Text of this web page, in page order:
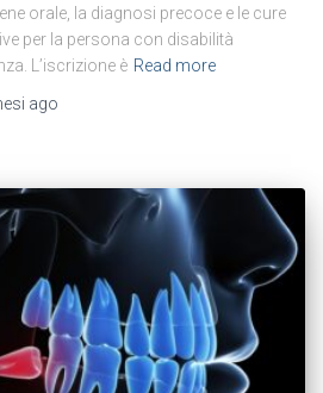
orale, la diagnosi precoce e le cure
per la persona con disabilità
L’iscrizione è Read more
ago